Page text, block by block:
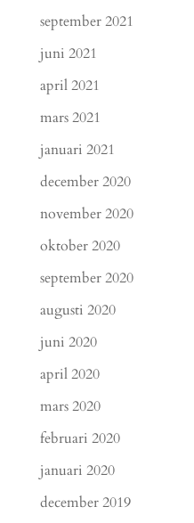
september 2021
juni 2021
april 2021
mars 2021
januari 2021
december 2020
november 2020
oktober 2020
september 2020
augusti 2020
juni 2020
april 2020
mars 2020
februari 2020
januari 2020
december 2019